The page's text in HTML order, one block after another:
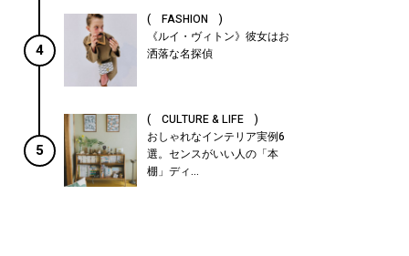
4
( FASHION )
《ルイ・ヴィトン》彼女はお
洒落な名探偵
5
( CULTURE & LIFE )
おしゃれなインテリア実例6
選。センスがいい人の「本
棚」ディ...